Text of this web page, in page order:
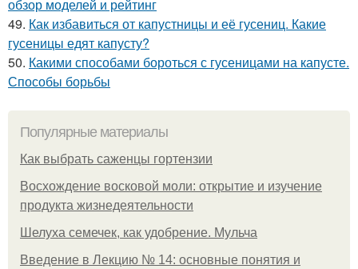
обзор моделей и рейтинг
49. Как избавиться от капустницы и её гусениц. Какие
гусеницы едят капусту?
50. Какими способами бороться с гусеницами на капусте.
Способы борьбы
Популярные материалы
Как выбрать саженцы гортензии
Восхождение восковой моли: открытие и изучение
продукта жизнедеятельности
Шелуха семечек, как удобрение. Мульча
Введение в Лекцию № 14: основные понятия и